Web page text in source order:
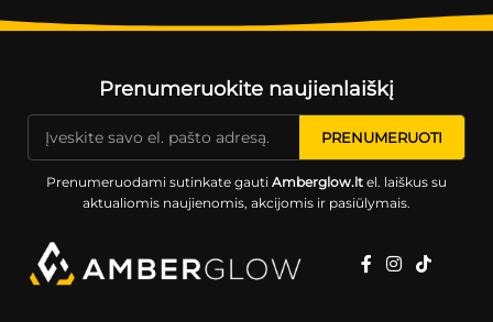
Prenumeruokite naujienlaiškį
Prenumeruodami sutinkate gauti Amberglow.ltel. laiškus su
aktualiomis naujienomis, akcijomis ir pasiūlymais.